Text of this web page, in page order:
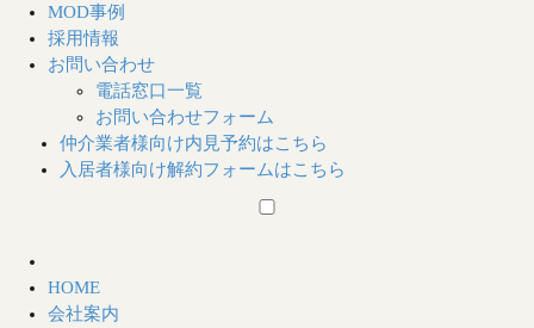
MOD事例
採用情報
お問い合わせ
電話窓口一覧
お問い合わせフォーム
仲介業者様向け内見予約はこちら
入居者様向け解約フォームはこちら
HOME
会社案内